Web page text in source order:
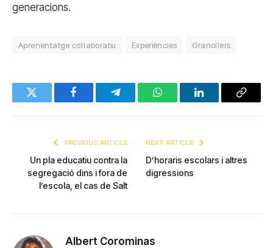
generacions.
Aprenentatge col·laboratiu Experiències Granollers
Twitter FacebookTelegramWhatsAppLinkedInCopy
PREVIOUS ARTICLE
Un pla educatiu contra la
segregació dins i fora de
l’escola, el cas de Salt
NEXT ARTICLE
D’horaris escolars i altres
digressions
Albert Corominas